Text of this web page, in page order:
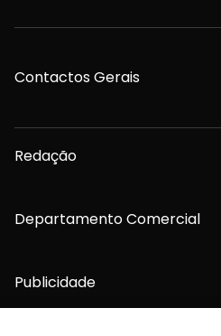
Contactos Gerais
Redação
Departamento Comercial
Publicidade